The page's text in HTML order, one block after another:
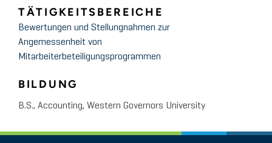
TÄTIGKEITSBEREICHE
Bewertungen und Stellungnahmen zur
Angemessenheit von
Mitarbeiterbeteiligungsprogrammen
BILDUNG
B.S., Accounting, Western Governors University